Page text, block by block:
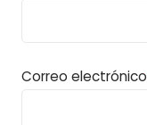
Correo electrónico